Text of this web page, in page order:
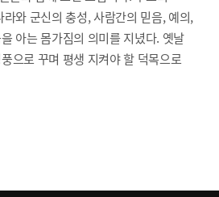
와 군신의 충성, 사람간의 믿음, 예의,
아는 몸가짐의 의미를 지녔다. 옛날
으로 꾸며 평생 지켜야 할 덕목으로